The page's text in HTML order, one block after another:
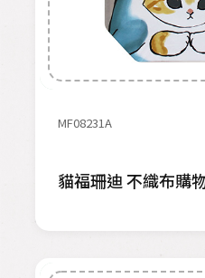
MF08231A
貓福珊迪 不織布購